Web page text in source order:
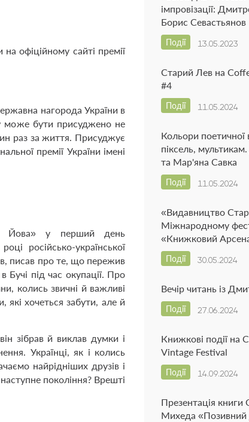
офіційному сайті премії
нагорода України в
може бути присуджено не
раз за життя. Присуджує
премії України імені
Йова» у перший день
російсько-­української
писав про те, що пережив
Бучі під час окупації. Про
колись звичні й важливі
хочеться забути, але й
зібрав й виклав думки і
Україн­ці, як і колись
найрідніших друзів і
покоління? Врешті
імпровізації:
Борис Севастьянов
13.05.2023
Події
Старий Лев на
#4
11.05.2024
Події
Кольори поетичної
піксель,
та Мар'яна Савка
11.05.2024
Події
«Видавництво
Міжнародному
«Книжковий
30.05.2024
Події
Вечір читань із
27.06.2024
Події
Книжкові події на
Vintage Festival
14.09.2024
Події
Презентація книги
Михеда «Позивний